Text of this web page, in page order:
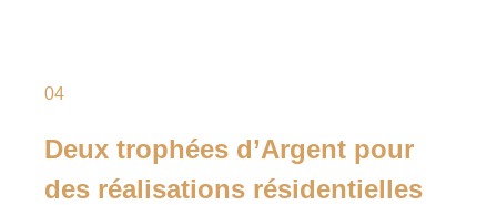
04
Deux trophées d’Argent pour
des réalisations résidentielles